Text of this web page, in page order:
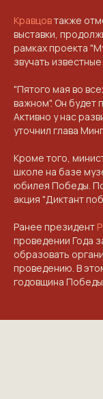
Кравцовтакже
выставки,
рамках проекта
звучать
"Пятого мая во
важном". Он будет
Активно у нас
уточнил глава
Кроме того,
школе на базе
юбилея Победы.
акция "Диктант
Ранее президент
проведении Года
образовать
проведению. В
годовщина Победы
ПРИНЯТЬ
ПРОЕКТЕ